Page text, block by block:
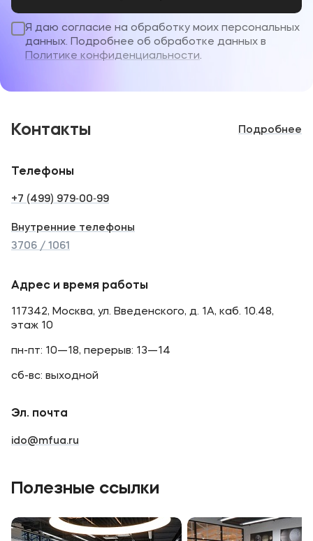
Я даю согласие на обработку моих персональных
данных. Подробнее об обработке данных в
Политике конфиденциальности.
Контакты Подробнее
Телефоны
+7 (499) 979‑00‑99
Внутренние телефоны
3706 / 1061
Адрес и время работы
117342, Москва, ул. Введенского, д. 1А, каб. 10.48,
этаж 10
пн-пт: 10—18, перерыв: 13—14
сб-вс: выходной
Эл. почта
ido@mfua.ru
Полезные ссылки